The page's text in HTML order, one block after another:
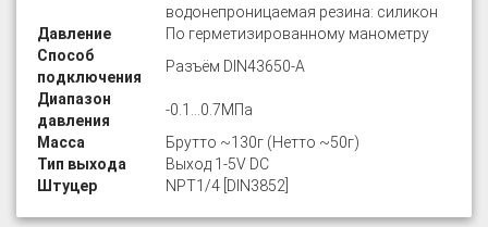
водонепроницаемая резина: силикон
Давление
По герметизированному манометру
Способ
подключения
Разъём DIN43650-A
Диапазон
давления
-0.1…0.7МПа
Масса
Брутто ~130г (Нетто ~50г)
Тип выхода
Выход 1-5V DC
Штуцер
NPT1/4 [DIN3852]